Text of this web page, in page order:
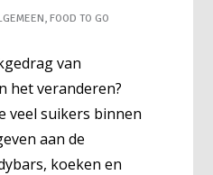
, FOOD TO GO
van
het veranderen?
veel suikers binnen
aan de
koeken en